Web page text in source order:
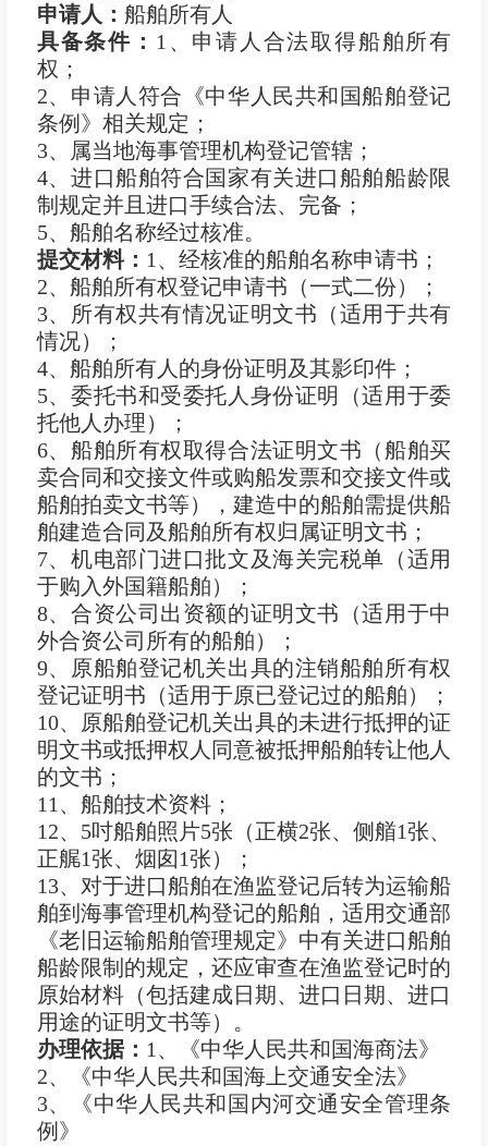
申请人： 船舶所有人
具备条件： 1、申请人合法取得船舶所有
权；
2、申请人符合《中华人民共和国船舶登记
条例》相关规定；
3、属当地海事管理机构登记管辖；
4、进口船舶符合国家有关进口船舶船龄限
制规定并且进口手续合法、完备；
5、船舶名称经过核准。
提交材料： 1、经核准的船舶名称申请书；
2、船舶所有权登记申请书（一式二份）；
3、所有权共有情况证明文书（适用于共有
情况）；
4、船舶所有人的身份证明及其影印件；
5、委托书和受委托人身份证明（适用于委
托他人办理）；
6、船舶所有权取得合法证明文书（船舶买
卖合同和交接文件或购船发票和交接文件或
船舶拍卖文书等），建造中的船舶需提供船
舶建造合同及船舶所有权归属证明文书；
7、机电部门进口批文及海关完税单（适用
于购入外国籍船舶）；
8、合资公司出资额的证明文书（适用于中
外合资公司所有的船舶）；
9、原船舶登记机关出具的注销船舶所有权
登记证明书（适用于原已登记过的船舶）；
10、原船舶登记机关出具的未进行抵押的证
明文书或抵押权人同意被抵押船舶转让他人
的文书；
11、船舶技术资料；
12、5吋船舶照片5张（正横2张、侧艏1张、
正艉1张、烟囱1张）；
13、对于进口船舶在渔监登记后转为运输船
舶到海事管理机构登记的船舶，适用交通部
《老旧运输船舶管理规定》中有关进口船舶
船龄限制的规定，还应审查在渔监登记时的
原始材料（包括建成日期、进口日期、进口
用途的证明文书等）。
办理依据： 1、《中华人民共和国海商法》
2、《中华人民共和国海上交通安全法》
3、《中华人民共和国内河交通安全管理条
例》